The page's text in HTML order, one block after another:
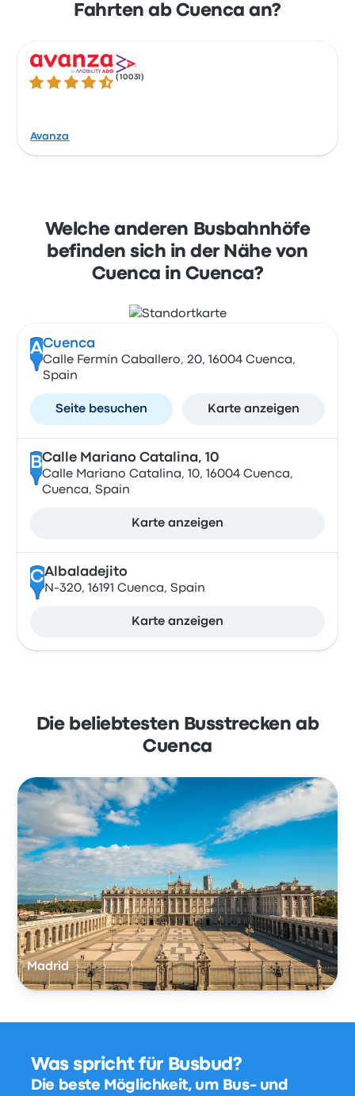
Fahrten ab Cuenca an?
4.3 von 5 Sternen
(10031 )
Avanza
Welche anderen Busbahnhöfe
befinden sich in der Nähe von
Cuenca in Cuenca?
ACuenca
Calle Fermín Caballero, 20, 16004 Cuenca,
Spain
Seite besuchen Karte anzeigen
BCalle Mariano Catalina, 10
Calle Mariano Catalina, 10, 16004 Cuenca,
Cuenca, Spain
Karte anzeigen
CAlbaladejito
N-320, 16191 Cuenca, Spain
Karte anzeigen
Die beliebtesten Busstrecken ab
Cuenca
Madrid
Was spricht für Busbud?
Die beste Möglichkeit, um Bus- und